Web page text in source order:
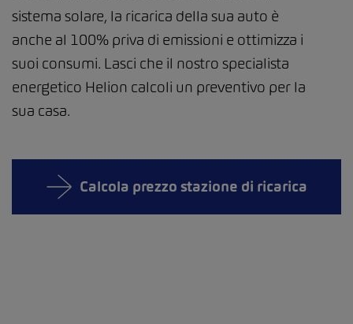
sistema solare, la ricarica della sua auto è
anche al 100% priva di emissioni e ottimizza i
suoi consumi. Lasci che il nostro specialista
energetico Helion calcoli un preventivo per la
sua casa.
Calcola prezzo stazione di ricarica